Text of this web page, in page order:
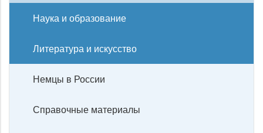
Наука и образование
Литература и искусство
Немцы в России
Справочные материалы